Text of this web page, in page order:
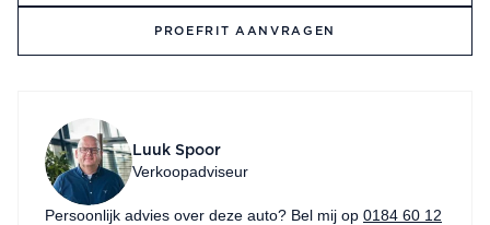
PROEFRIT AANVRAGEN
Luuk Spoor
Verkoopadviseur
Persoonlijk advies over deze auto? Bel mij op 0184 60 12